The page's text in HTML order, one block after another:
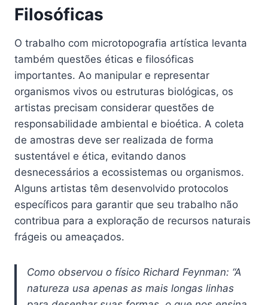
Filosóficas
O trabalho com microtopografia artística levanta
também questões éticas e filosóficas
importantes. Ao manipular e representar
organismos vivos ou estruturas biológicas, os
artistas precisam considerar questões de
responsabilidade ambiental e bioética. A coleta
de amostras deve ser realizada de forma
sustentável e ética, evitando danos
desnecessários a ecossistemas ou organismos.
Alguns artistas têm desenvolvido protocolos
específicos para garantir que seu trabalho não
contribua para a exploração de recursos naturais
frágeis ou ameaçados.
Como observou o físico Richard Feynman: “A
natureza usa apenas as mais longas linhas